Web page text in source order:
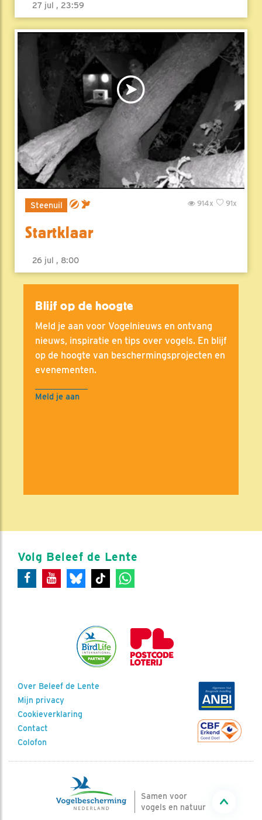
27 jul , 23:59
Steenuil 91x
914x
Startklaar
26 jul , 8:00
Blijf op de hoogte
Meld je aan voor Vogelnieuws en ontvang
nieuws, inspiratie en tips over vogels. En blijf
op de hoogte van beschermingsprojecten en
evenementen.
Meld je aan
Volg Beleef de Lente
Over Beleef de Lente
Mijn privacy
Cookieverklaring
Contact
Colofon
Samen voor
vogels en natuur